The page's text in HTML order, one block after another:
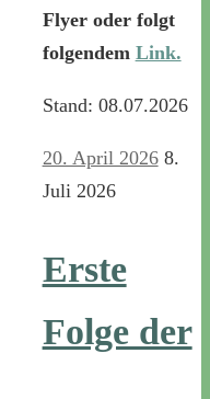
Flyer oder folgt
folgendem Link.
Stand: 08.07.2026
20. April 2026 8.
Juli 2026
Erste
Folge der